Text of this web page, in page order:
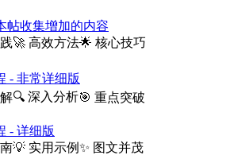
帖收集增加的内容
🚀 高效方法🌟 核心技巧
- 非常详细版
🔍 深入分析🎯 重点突破
- 详细版
💡 实用示例✨ 图文并茂